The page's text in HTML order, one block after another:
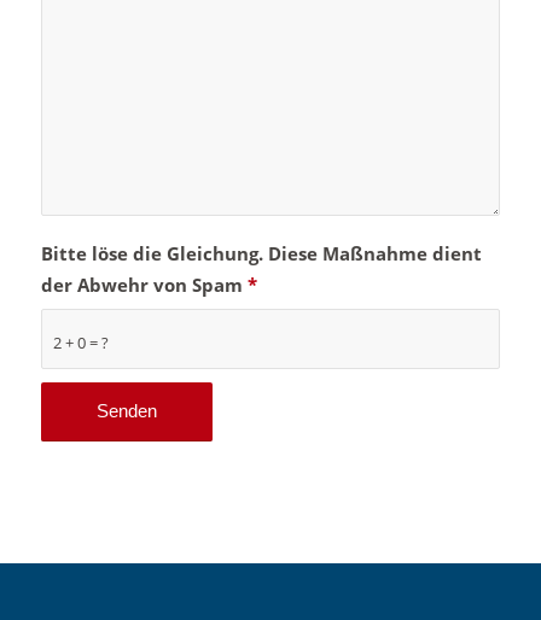
2 + 0 = ?
Bitte löse die Gleichung. Diese Maßnahme dient
der Abwehr von Spam *